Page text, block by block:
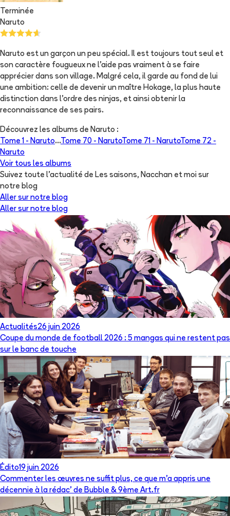
Terminée
Naruto
Naruto est un garçon un peu spécial. Il est toujours tout seul et
son caractère fougueux ne l'aide pas vraiment à se faire
apprécier dans son village. Malgré cela, il garde au fond de lui
une ambition: celle de devenir un maître Hokage, la plus haute
distinction dans l'ordre des ninjas, et ainsi obtenir la
reconnaissance de ses pairs.
Découvrez les albums de Naruto :
Tome 1 - Naruto...Tome 70 - NarutoTome 71 - NarutoTome 72 -
Naruto
Voir tous les albums
Suivez toute l'actualité de Les saisons, Nacchan et moi sur
notre blog
Aller sur notre blog
Aller sur notre blog
Actualités26 juin 2026
Coupe du monde de football 2026 : 5 mangas qui ne restent pas
sur le banc de touche
Édito19 juin 2026
Commenter les œuvres ne suffit plus, ce que m’a appris une
décennie à la rédac’ de Bubble & 9ème Art.fr